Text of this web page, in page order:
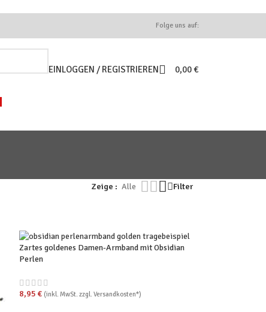
Folge uns auf:
EINLOGGEN / REGISTRIEREN 0,00€
Zeige Alle Filter
Zartes goldenes Damen-Armband mit Obsidian
Perlen
8,95 € (inkl. MwSt. zzgl. Versandkosten*)